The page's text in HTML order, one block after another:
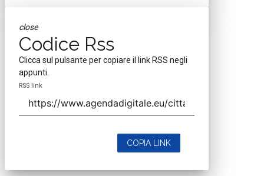
close
Codice Rss
Clicca sul pulsante per copiare il link RSS negli
appunti.
RSS link
COPIA LINK